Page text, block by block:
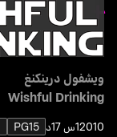
ويشفول درينكنغ
Wishful Drinking
20101س 17د PG15